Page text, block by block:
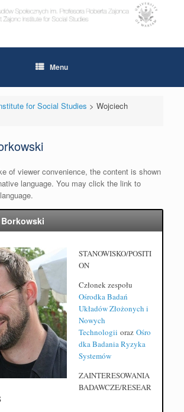
Menu
for Social Studies > Wojciech
of viewer convenience, the content is shown
language. You may click the link to
STANOWISKO/POSITI
ON
Członek zespołu
Ośrodka Badań
Układów Złożonych i
Nowych
Technologii oraz Ośro
dka Badania Ryzyka
Systemów
ZAINTERESOWANIA
BADAWCZE/RESEAR